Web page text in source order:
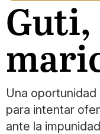
Guti,
Una
para intentar
ante la